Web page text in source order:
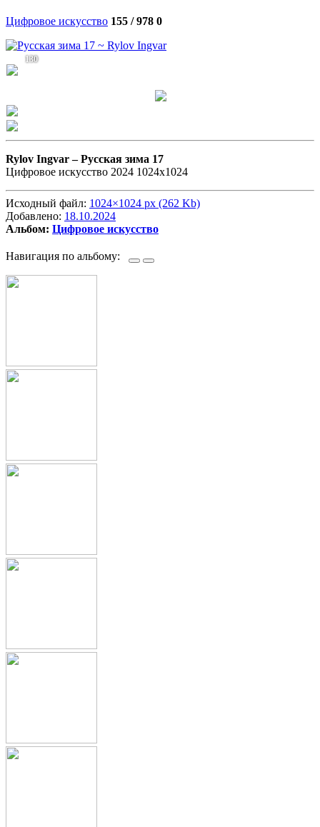
Цифровое искусство 155 / 978 0
130
Rylov Ingvar –Русская зима 17
Цифровое искусство 2024 1024х1024
Исходный файл: 1024×1024 px (262 Kb)
Добавлено: 18.10.2024
Альбом: Цифровое искусство
Навигация по альбому: